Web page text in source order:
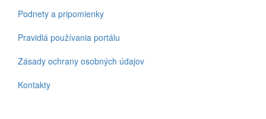
Podnety a pripomienky
Pravidlá používania portálu
Zásady ochrany osobných údajov
Kontakty